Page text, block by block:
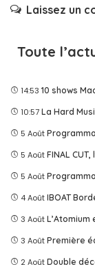
Laissez un
Toute
14:53 10 shows
10:57 La Hard
5 Août
5 Août FINAL
5 Août
4 Août IBOAT
3 Août
3 Août Première
2 Août Double